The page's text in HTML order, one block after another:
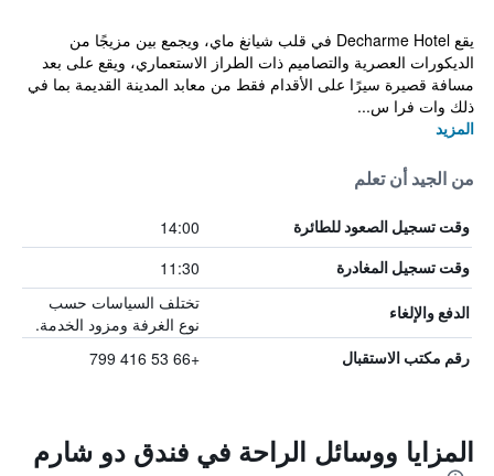
يقع Decharme Hotel في قلب شيانغ ماي، ويجمع بين مزيجًا من
الديكورات العصرية والتصاميم ذات الطراز الاستعماري، ويقع على بعد
مسافة قصيرة سيرًا على الأقدام فقط من معابد المدينة القديمة بما في
ذلك وات فرا س...
المزيد
من الجيد أن تعلم
وقت تسجيل الصعود للطائرة 14:00
وقت تسجيل المغادرة 11:30
الدفع والإلغاء
تختلف السياسات حسب
نوع الغرفة ومزود الخدمة.
رقم مكتب الاستقبال +66 53 416 799
المزايا ووسائل الراحة في فندق دو شارم